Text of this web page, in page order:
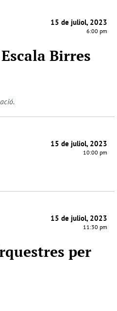
15 de juliol, 2023
6:00 pm
Birres
15 de juliol, 2023
10:00 pm
15 de juliol, 2023
11:30 pm
per